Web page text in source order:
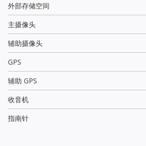
外部存储空间
主摄像头
辅助摄像头
GPS
辅助 GPS
收音机
指南针